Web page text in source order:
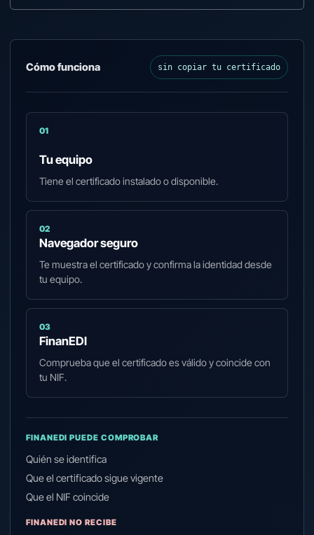
Cómo funciona sin copiar tu certificado
01
Tu equipo
Tiene el certificado instalado o disponible.
02
Navegador seguro
Te muestra el certificado y confirma la identidad desde
tu equipo.
03
FinanEDI
Comprueba que el certificado es válido y coincide con
tu NIF.
FINANEDI PUEDE COMPROBAR
Quién se identifica
Que el certificado sigue vigente
Que el NIF coincide
FINANEDI NO RECIBE